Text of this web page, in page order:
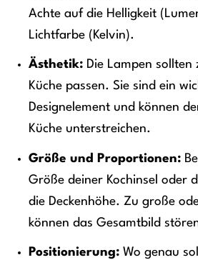
Achte auf die Helligkeit
Lichtfarbe (Kelvin).
Ästhetik:Die Lampen sollten
Küche passen. Sie sind ein
Designelement und können
Küche unterstreichen.
Größe und Proportionen:
Größe deiner Kochinsel oder
die Deckenhöhe. Zu große
können das Gesamtbild
Positionierung:Wo genau